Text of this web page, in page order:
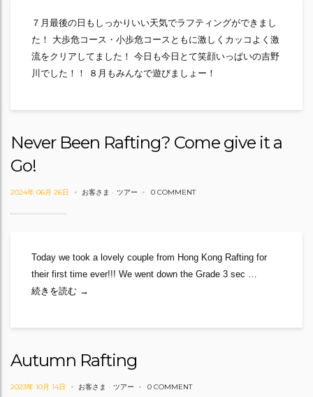
７月最後の日もしっかりいい天気でラフティングができまし
た！ 大歩危コース・小歩危コースともに激しくカッコよく激
流をクリアしてました！ 今日も今日とて笑顔いっぱいの吉野
川でした！！ ８月もみんなで遊びましょー！
Never Been Rafting? Come give it a
Go!
2024年 06月 26日 お客さま - ツアー 0 COMMENT
Today we took a lovely couple from Hong Kong Rafting for
their first time ever!!! We went down the Grade 3 sec …
続きを読む Never Been Rafting? Come give it a Go!
→
Autumn Rafting
2023年 10月 14日 お客さま - ツアー 0 COMMENT